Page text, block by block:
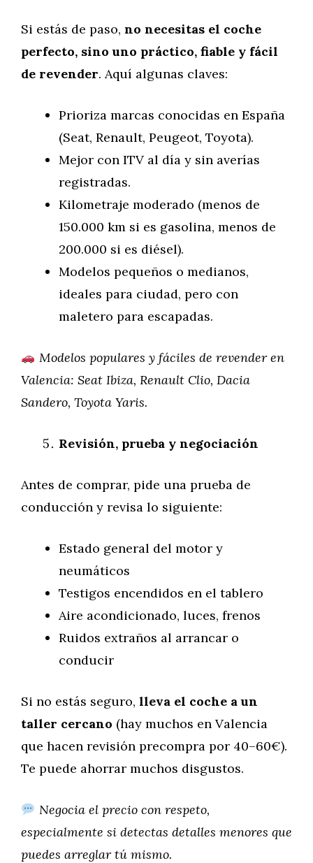
Si estás de paso, no necesitas el coche
perfecto, sino uno práctico, fiable y fácil
de revender. Aquí algunas claves:
Prioriza marcas conocidas en España
(Seat, Renault, Peugeot, Toyota).
Mejor con ITV al día y sin averías
registradas.
Kilometraje moderado (menos de
150.000 km si es gasolina, menos de
200.000 si es diésel).
Modelos pequeños o medianos,
ideales para ciudad, pero con
maletero para escapadas.
Modelos populares y fáciles de revender en
Valencia: Seat Ibiza, Renault Clio, Dacia
Sandero, Toyota Yaris.
Revisión, prueba y negociación
Antes de comprar, pide una prueba de
conducción y revisa lo siguiente:
Estado general del motor y
neumáticos
Testigos encendidos en el tablero
Aire acondicionado, luces, frenos
Ruidos extraños al arrancar o
conducir
Si no estás seguro, lleva el coche a un
taller cercano (hay muchos en Valencia
que hacen revisión precompra por 40–60€).
Te puede ahorrar muchos disgustos.
Negocia el precio con respeto,
especialmente si detectas detalles menores que
puedes arreglar tú mismo.